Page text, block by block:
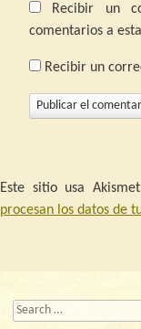
Recibir un
comentarios a
Recibir un
Este sitio usa
procesan los datos de
Buscar